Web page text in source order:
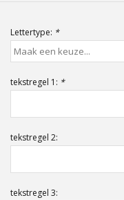
Lettertype: *
tekstregel 1: *
tekstregel 2:
tekstregel 3: